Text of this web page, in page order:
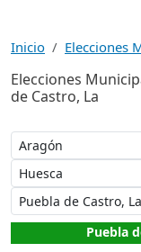
Inicio Elecciones
Elecciones
de Castro, La
Puebla